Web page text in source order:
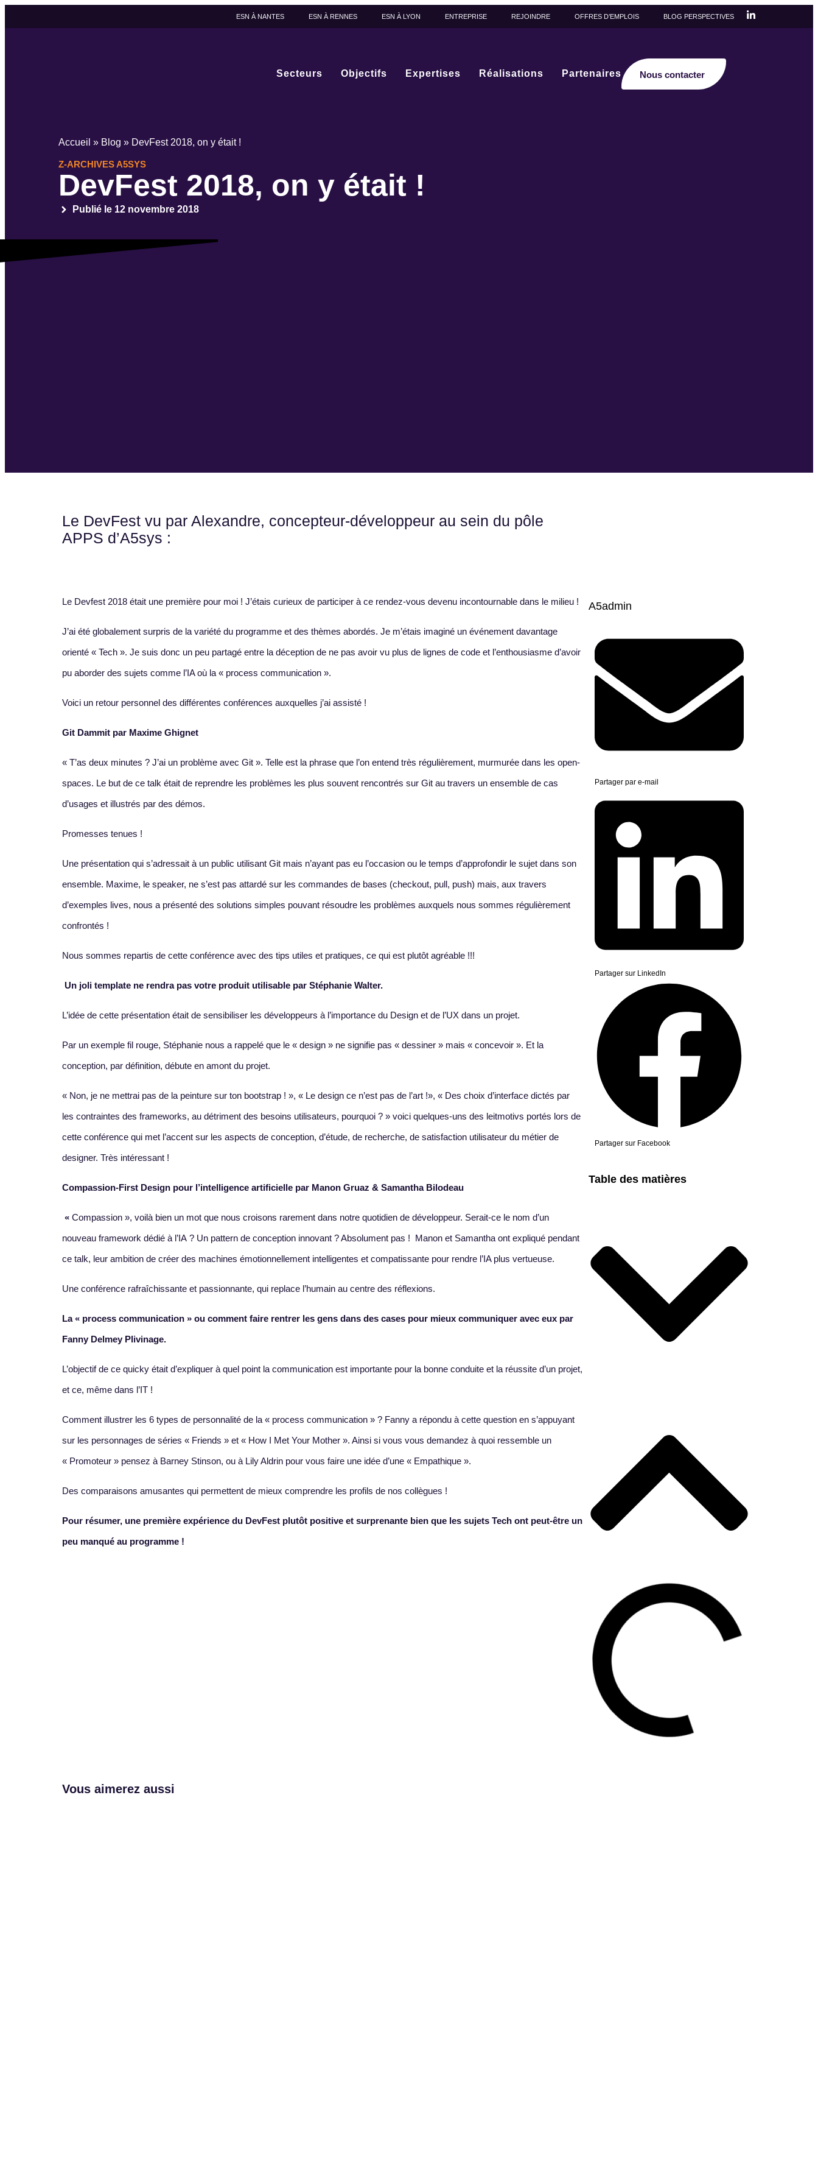
ESN À NANTES ESN À RENNES ESN À LYON ENTREPRISE REJOINDRE OFFRES D’EMPLOIS BLOG PERSPECTIVES
Secteurs Objectifs Expertises Réalisations Partenaires Nous contacter
Accueil » Blog » DevFest 2018, on y était !
Z-ARCHIVES A5SYS
DevFest 2018, on y était !
Publié le 12 novembre 2018
Le DevFest vu par Alexandre, concepteur-développeur au sein du pôle
APPS d’A5sys :
Le Devfest 2018 était une première pour moi ! J’étais curieux de participer à ce rendez-vous devenu incontournable dans le milieu !
J’ai été globalement surpris de la variété du programme et des thèmes abordés. Je m’étais imaginé un événement davantage
orienté « Tech ». Je suis donc un peu partagé entre la déception de ne pas avoir vu plus de lignes de code et l’enthousiasme d’avoir
pu aborder des sujets comme l’IA où la « process communication ».
Voici un retour personnel des différentes conférences auxquelles j’ai assisté !
Git Dammit par Maxime Ghignet
« T’as deux minutes ? J’ai un problème avec Git ». Telle est la phrase que l’on entend très régulièrement, murmurée dans les open-
spaces. Le but de ce talk était de reprendre les problèmes les plus souvent rencontrés sur Git au travers un ensemble de cas
d’usages et illustrés par des démos.
Promesses tenues !
Une présentation qui s’adressait à un public utilisant Git mais n’ayant pas eu l’occasion ou le temps d’approfondir le sujet dans son
ensemble. Maxime, le speaker, ne s’est pas attardé sur les commandes de bases (checkout, pull, push) mais, aux travers
d’exemples lives, nous a présenté des solutions simples pouvant résoudre les problèmes auxquels nous sommes régulièrement
confrontés !
Nous sommes repartis de cette conférence avec des tips utiles et pratiques, ce qui est plutôt agréable !!!
Un joli template ne rendra pas votre produit utilisable par Stéphanie Walter.
L’idée de cette présentation était de sensibiliser les développeurs à l’importance du Design et de l’UX dans un projet.
Par un exemple fil rouge, Stéphanie nous a rappelé que le « design » ne signifie pas « dessiner » mais « concevoir ». Et la
conception, par définition, débute en amont du projet.
« Non, je ne mettrai pas de la peinture sur ton bootstrap ! », « Le design ce n’est pas de l’art !», « Des choix d’interface dictés par
les contraintes des frameworks, au détriment des besoins utilisateurs, pourquoi ? » voici quelques-uns des leitmotivs portés lors de
cette conférence qui met l’accent sur les aspects de conception, d’étude, de recherche, de satisfaction utilisateur du métier de
designer. Très intéressant !
Compassion-First Design pour l’intelligence artificielle par Manon Gruaz & Samantha Bilodeau
« Compassion », voilà bien un mot que nous croisons rarement dans notre quotidien de développeur. Serait-ce le nom d’un
nouveau framework dédié à l’IA ? Un pattern de conception innovant ? Absolument pas ! Manon et Samantha ont expliqué pendant
ce talk, leur ambition de créer des machines émotionnellement intelligentes et compatissante pour rendre l’IA plus vertueuse.
Une conférence rafraîchissante et passionnante, qui replace l’humain au centre des réflexions.
La « process communication » ou comment faire rentrer les gens dans des cases pour mieux communiquer avec eux par
Fanny Delmey Plivinage.
L’objectif de ce quicky était d’expliquer à quel point la communication est importante pour la bonne conduite et la réussite d’un projet,
et ce, même dans l’IT !
Comment illustrer les 6 types de personnalité de la « process communication » ? Fanny a répondu à cette question en s’appuyant
sur les personnages de séries « Friends » et « How I Met Your Mother ». Ainsi si vous vous demandez à quoi ressemble un
« Promoteur » pensez à Barney Stinson, ou à Lily Aldrin pour vous faire une idée d’une « Empathique ».
Des comparaisons amusantes qui permettent de mieux comprendre les profils de nos collègues !
Pour résumer, une première expérience du DevFest plutôt positive et surprenante bien que les sujets Tech ont peut-être un
peu manqué au programme !
A5admin
Partager par e-mail
Partager sur LinkedIn
Partager sur Facebook
Table des matières
Vous aimerez aussi